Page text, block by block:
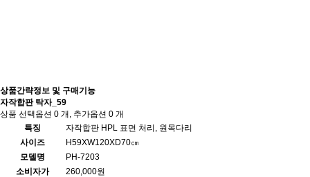
상품간략정보 및 구매기능
자작합판 탁자_59
상품 선택옵션 0 개, 추가옵션 0 개
특징
자작합판 HPL 표면 처리, 원목다리
사이즈
H59XW120XD70㎝
모델명
PH-7203
소비자가
260,000원